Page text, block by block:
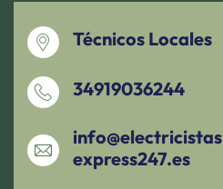
Técnicos Locales
34919036244
info@electricistas
express247.es